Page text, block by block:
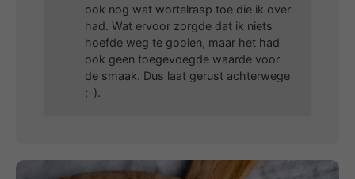
ook nog wat wortelrasp toe die ik over
had. Wat ervoor zorgde dat ik niets
hoefde weg te gooien, maar het had
ook geen toegevoegde waarde voor
de smaak. Dus laat gerust achterwege
;-).